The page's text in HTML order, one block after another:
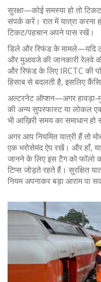
सुरक्षा—कोई समस्या हो तो
संपर्क करें। रात में यात्रा करना
टिकट/पहचान अपने पास रखें।
डिले और रिफंड के मामले—यदि
और मुआवजे की जानकारी रेलवे
और रिफंड के लिए IRCTC की
हिसाब से बदलती है, इसलिए
अल्टरनेट ऑप्शन—अगर हावड़ा-
की अन्य सुपरफास्ट या लोकल
भी आख़िरी समय का समाधान
अगर आप नियमित यात्री हैं तो
एक भरोसेमंद ऐप रखें। और हाँ,
जानने के लिए इस टैग को
टिप्स जोड़ते रहते हैं। सुरक्षित
नियम अपनाकर बड़ा आराम पा